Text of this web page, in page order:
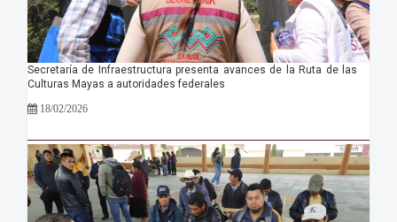
Secretaría de Infraestructura presenta avances de la Ruta de las
Culturas Mayas a autoridades federales
18/02/2026